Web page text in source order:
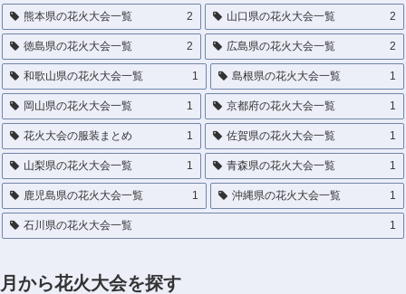
熊本県の花火大会一覧 2 山口県の花火大会一覧 2
徳島県の花火大会一覧 2 広島県の花火大会一覧 2
和歌山県の花火大会一覧 1 島根県の花火大会一覧 1
岡山県の花火大会一覧 1 京都府の花火大会一覧 1
花火大会の服装まとめ 1 佐賀県の花火大会一覧 1
山梨県の花火大会一覧 1 青森県の花火大会一覧 1
鹿児島県の花火大会一覧 1 沖縄県の花火大会一覧 1
石川県の花火大会一覧 1
月から花火大会を探す